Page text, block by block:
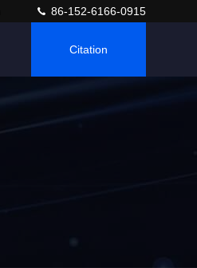
86-152-6166-0915
Citation